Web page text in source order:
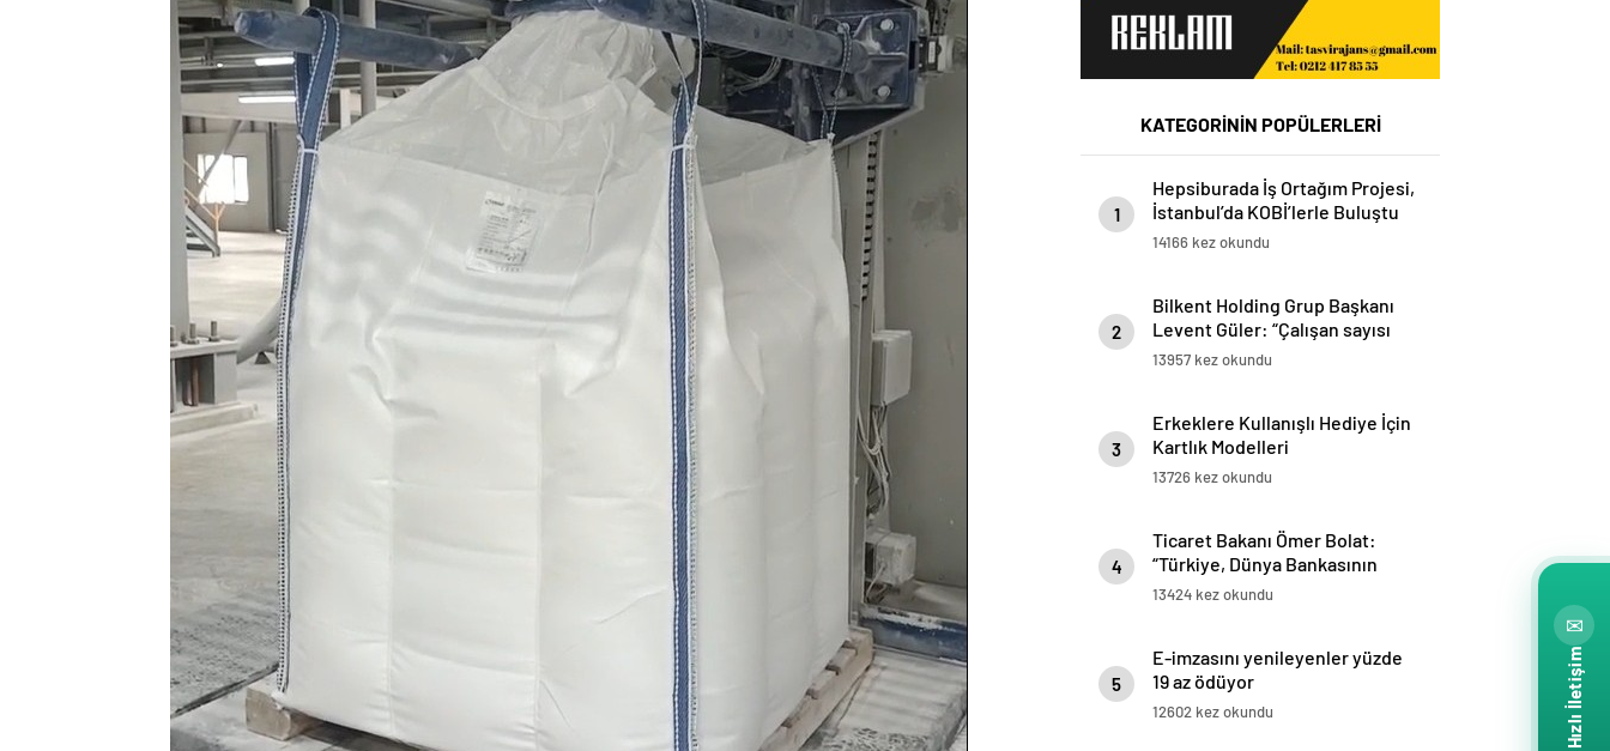
KATEGORİNİN POPÜLERLERİ
1
Hepsiburada İş Ortağım Projesi,
İstanbul’da KOBİ’lerle Buluştu
14166 kez okundu
2
Bilkent Holding Grup Başkanı
Levent Güler: “Çalışan sayısı
olarak Türkiye’nin en büyük 9.
13957 kez okundu
3
Erkeklere Kullanışlı Hediye İçin
Kartlık Modelleri
13726 kez okundu
4
Ticaret Bakanı Ömer Bolat:
“Türkiye, Dünya Bankasının
tanımlarına göre üst gelirli
13424 kez okundu
5
E-imzasını yenileyenler yüzde
19 az ödüyor
12602 kez okundu
✉
Hızlı İletişim